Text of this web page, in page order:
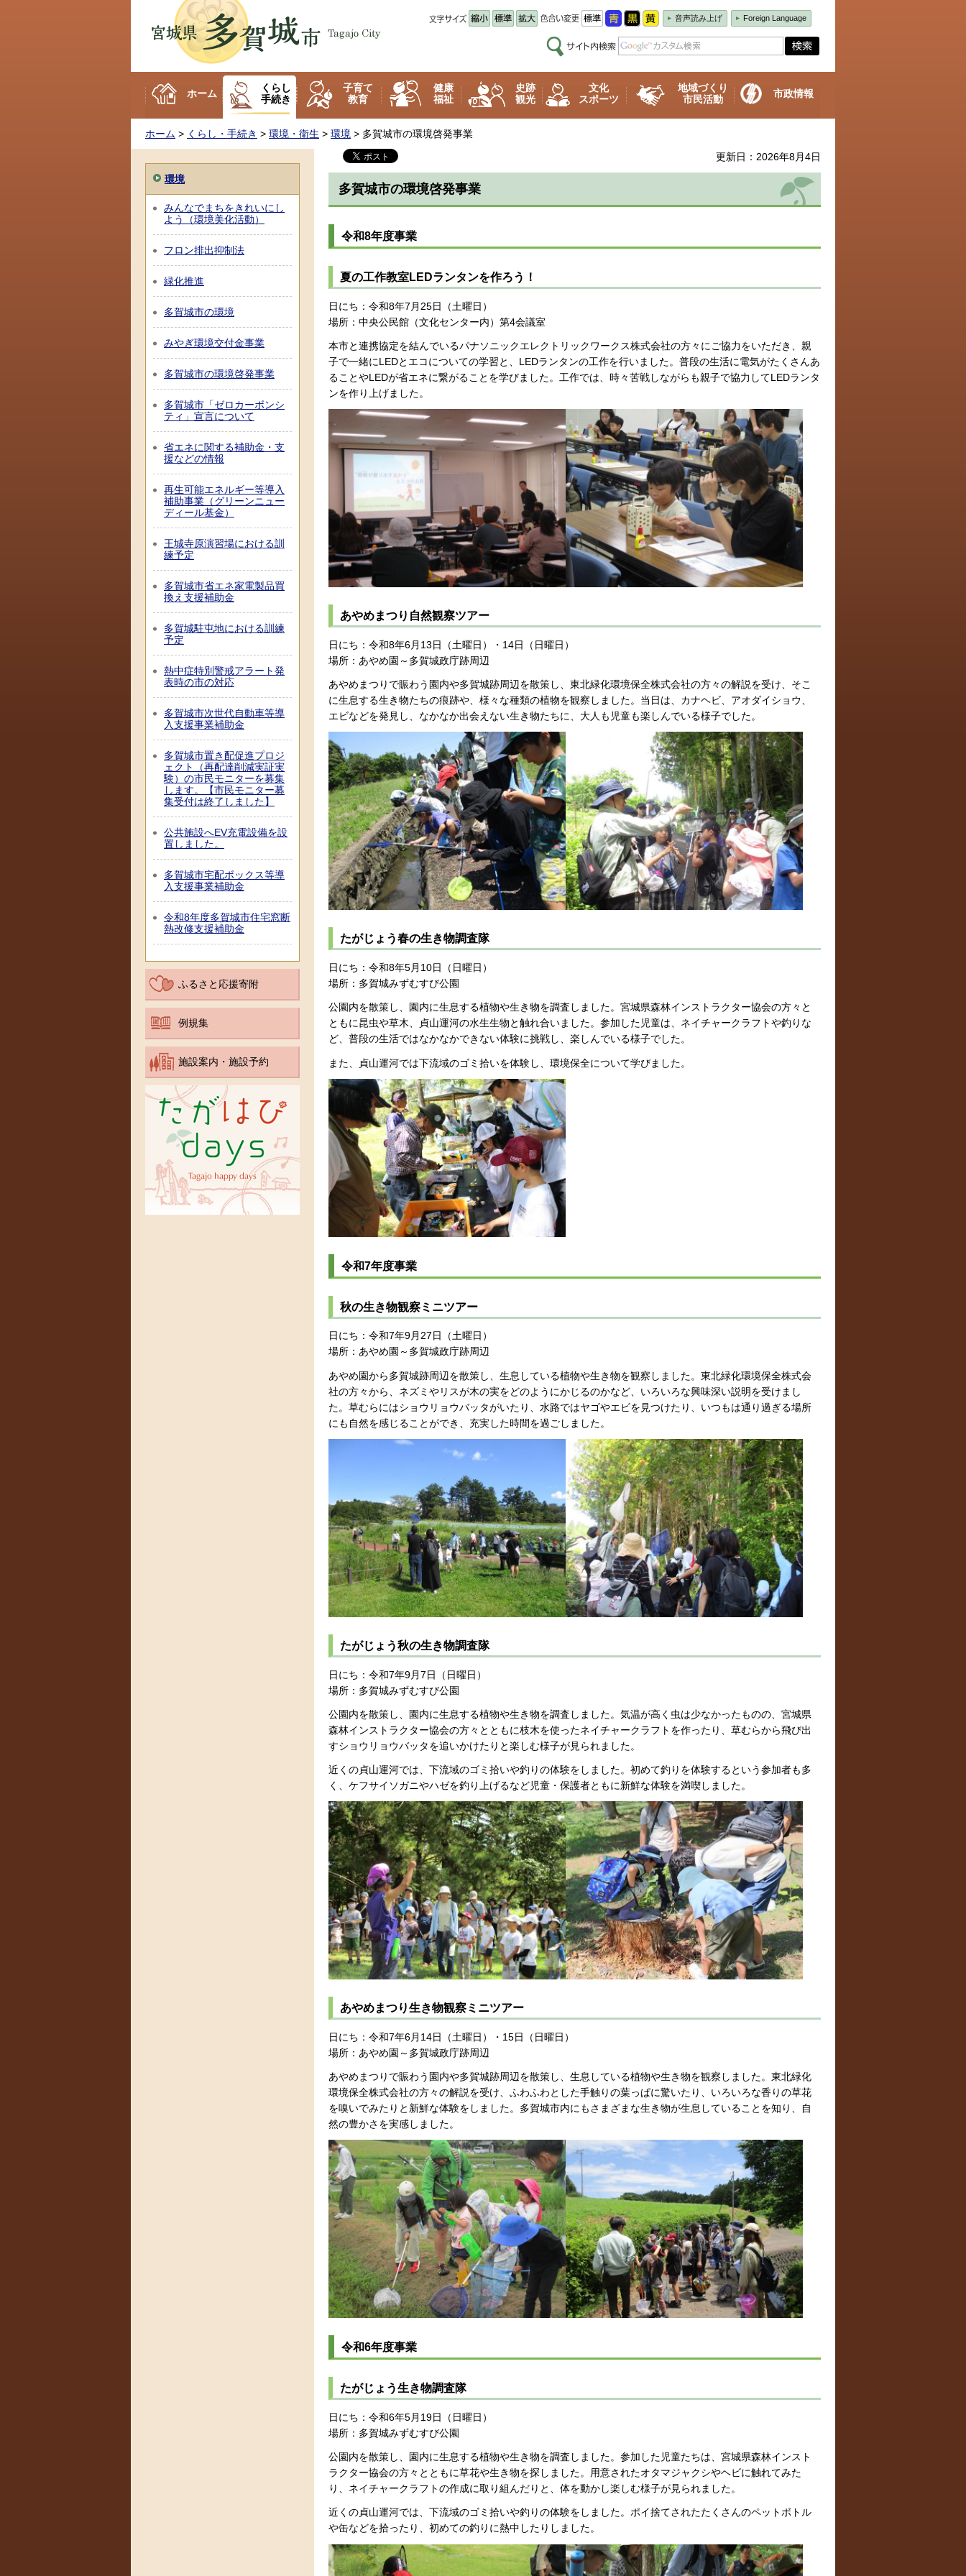
多賀城市
音声読み上げ Foreign Language
ホーム
くらし
手続き
子育て
教育
健康
福祉
史跡
観光
文化
スポーツ
地域づくり
市民活動
市政情報
ホーム > くらし・手続き > 環境・衛生 > 環境 > 多賀城市の環境啓発事業
環境
みんなでまちをきれいにし
よう（環境美化活動）
フロン排出抑制法
緑化推進
多賀城市の環境
みやぎ環境交付金事業
多賀城市の環境啓発事業
多賀城市「ゼロカーボンシ
ティ」宣言について
省エネに関する補助金・支
援などの情報
再生可能エネルギー等導入
補助事業（グリーンニュー
ディール基金）
王城寺原演習場における訓
練予定
多賀城市省エネ家電製品買
換え支援補助金
多賀城駐屯地における訓練
予定
熱中症特別警戒アラート発
表時の市の対応
多賀城市次世代自動車等導
入支援事業補助金
多賀城市置き配促進プロジ
ェクト（再配達削減実証実
験）の市民モニターを募集
します。【市民モニター募
集受付は終了しました】
公共施設へEV充電設備を設
置しました。
多賀城市宅配ボックス等導
入支援事業補助金
令和8年度多賀城市住宅窓断
熱改修支援補助金
ふるさと応援寄附
例規集
施設案内・施設予約
更新日：2026年8月4日
多賀城市の環境啓発事業
令和8年度事業
夏の工作教室LEDランタンを作ろう！
日にち：令和8年7月25日（土曜日）
場所：中央公民館（文化センター内）第4会議室
本市と連携協定を結んでいるパナソニックエレクトリックワークス株式会社の方々にご協力をいただき、親
子で一緒にLEDとエコについての学習と、LEDランタンの工作を行いました。普段の生活に電気がたくさんあ
ることやLEDが省エネに繋がることを学びました。工作では、時々苦戦しながらも親子で協力してLEDランタ
ンを作り上げました。
あやめまつり自然観察ツアー
日にち：令和8年6月13日（土曜日）・14日（日曜日）
場所：あやめ園～多賀城政庁跡周辺
あやめまつりで賑わう園内や多賀城跡周辺を散策し、東北緑化環境保全株式会社の方々の解説を受け、そこ
に生息する生き物たちの痕跡や、様々な種類の植物を観察しました。当日は、カナヘビ、アオダイショウ、
エビなどを発見し、なかなか出会えない生き物たちに、大人も児童も楽しんでいる様子でした。
たがじょう春の生き物調査隊
日にち：令和8年5月10日（日曜日）
場所：多賀城みずむすび公園
公園内を散策し、園内に生息する植物や生き物を調査しました。宮城県森林インストラクター協会の方々と
ともに昆虫や草木、貞山運河の水生生物と触れ合いました。参加した児童は、ネイチャークラフトや釣りな
ど、普段の生活ではなかなかできない体験に挑戦し、楽しんでいる様子でした。
また、貞山運河では下流域のゴミ拾いを体験し、環境保全について学びました。
令和7年度事業
秋の生き物観察ミニツアー
日にち：令和7年9月27日（土曜日）
場所：あやめ園～多賀城政庁跡周辺
あやめ園から多賀城跡周辺を散策し、生息している植物や生き物を観察しました。東北緑化環境保全株式会
社の方々から、ネズミやリスが木の実をどのようにかじるのかなど、いろいろな興味深い説明を受けまし
た。草むらにはショウリョウバッタがいたり、水路ではヤゴやエビを見つけたり、いつもは通り過ぎる場所
にも自然を感じることができ、充実した時間を過ごしました。
たがじょう秋の生き物調査隊
日にち：令和7年9月7日（日曜日）
場所：多賀城みずむすび公園
公園内を散策し、園内に生息する植物や生き物を調査しました。気温が高く虫は少なかったものの、宮城県
森林インストラクター協会の方々とともに枝木を使ったネイチャークラフトを作ったり、草むらから飛び出
すショウリョウバッタを追いかけたりと楽しむ様子が見られました。
近くの貞山運河では、下流域のゴミ拾いや釣りの体験をしました。初めて釣りを体験するという参加者も多
く、ケフサイソガニやハゼを釣り上げるなど児童・保護者ともに新鮮な体験を満喫しました。
あやめまつり生き物観察ミニツアー
日にち：令和7年6月14日（土曜日）・15日（日曜日）
場所：あやめ園～多賀城政庁跡周辺
あやめまつりで賑わう園内や多賀城跡周辺を散策し、生息している植物や生き物を観察しました。東北緑化
環境保全株式会社の方々の解説を受け、ふわふわとした手触りの葉っぱに驚いたり、いろいろな香りの草花
を嗅いでみたりと新鮮な体験をしました。多賀城市内にもさまざまな生き物が生息していることを知り、自
然の豊かさを実感しました。
令和6年度事業
たがじょう生き物調査隊
日にち：令和6年5月19日（日曜日）
場所：多賀城みずむすび公園
公園内を散策し、園内に生息する植物や生き物を調査しました。参加した児童たちは、宮城県森林インスト
ラクター協会の方々とともに草花や生き物を探しました。用意されたオタマジャクシやヘビに触れてみた
り、ネイチャークラフトの作成に取り組んだりと、体を動かし楽しむ様子が見られました。
近くの貞山運河では、下流域のゴミ拾いや釣りの体験をしました。ポイ捨てされたたくさんのペットボトル
や缶などを拾ったり、初めての釣りに熱中したりしました。